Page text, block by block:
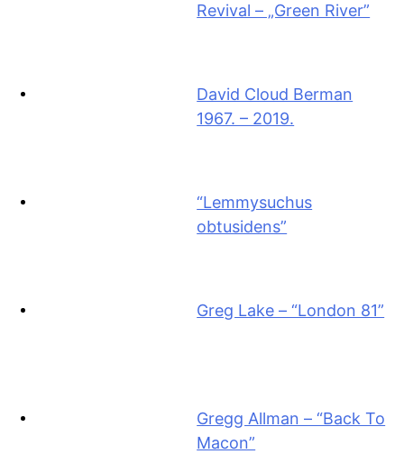
Revival – „Green River”
David Cloud Berman
1967. – 2019.
“Lemmysuchus
obtusidens”
Greg Lake – “London 81”
Gregg Allman – “Back To
Macon”